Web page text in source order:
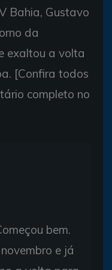
Bahia, Gustavo
da
exaltou a volta
[Confira todos
completo no
bem.
e já